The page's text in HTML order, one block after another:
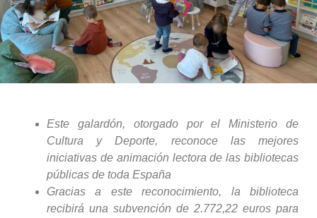
Este galardón, otorgado por el Ministerio de
Cultura y Deporte, reconoce las mejores
iniciativas de animación lectora de las bibliotecas
públicas de toda España
Gracias a este reconocimiento, la biblioteca
recibirá una subvención de 2.772,22 euros para